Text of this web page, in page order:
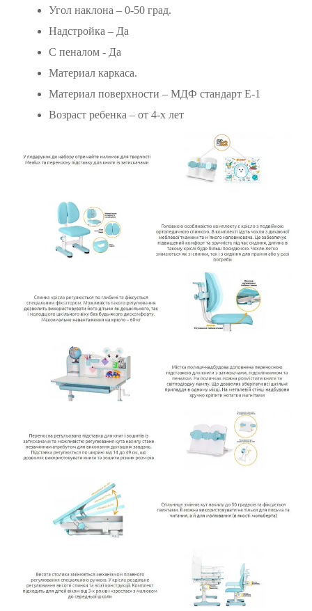
Угол наклона – 0-50 град.
Надстройка – Да
С пеналом - Да
Материал каркаса.
Материал поверхности – МДФ стандарт Е-1
Возраст ребенка – от 4-х лет